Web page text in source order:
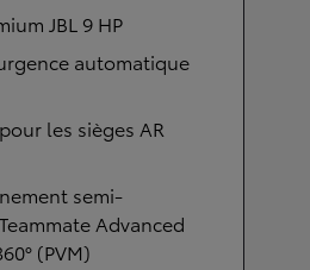
JBL 9 HP
automatique
les sièges AR
semi-
Advanced
(PVM)